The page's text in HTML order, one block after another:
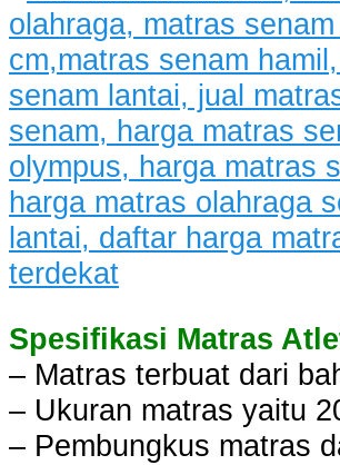
Spesifikasi Matras
– Matras terbuat dari
– Ukuran matras yaitu
– Pembungkus matras